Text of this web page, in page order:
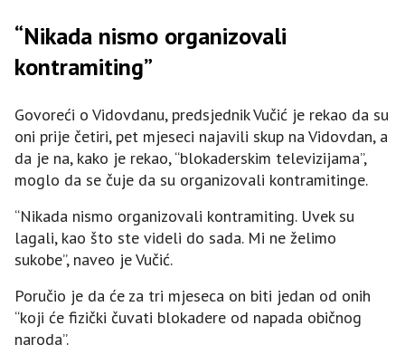
“Nikada nismo organizovali
kontramiting”
Govoreći o Vidovdanu, predsjednik Vučić je rekao da su
oni prije četiri, pet mjeseci najavili skup na Vidovdan, a
da je na, kako je rekao, “blokaderskim televizijama”,
moglo da se čuje da su organizovali kontramitinge.
“Nikada nismo organizovali kontramiting. Uvek su
lagali, kao što ste videli do sada. Mi ne želimo
sukobe”, naveo je Vučić.
Poručio je da će za tri mjeseca on biti jedan od onih
“koji će fizički čuvati blokadere od napada običnog
naroda”.